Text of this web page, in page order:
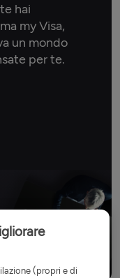
hai
my Visa,
un mondo
per te.
(propri e di